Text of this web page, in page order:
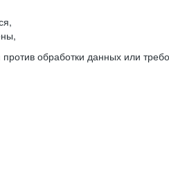
обработки данных или